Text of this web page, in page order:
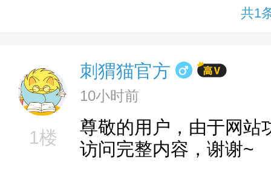
共1
1楼
刺猬猫官方
10小时前
尊敬的用户，由于网站
访问完整内容，谢谢~